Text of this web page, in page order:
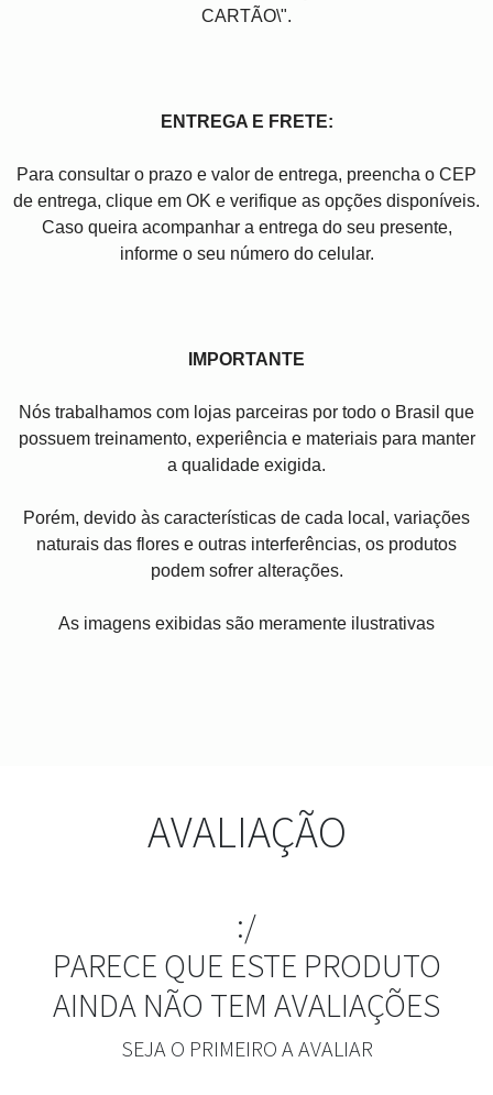
CARTÃO\".
ENTREGA E FRETE:
Para consultar o prazo e valor de entrega, preencha o CEP
de entrega, clique em OK e verifique as opções disponíveis.
Caso queira acompanhar a entrega do seu presente,
informe o seu número do celular.
IMPORTANTE
Nós trabalhamos com lojas parceiras por todo o Brasil que
possuem treinamento, experiência e materiais para manter
a qualidade exigida.
Porém, devido às características de cada local, variações
naturais das flores e outras interferências, os produtos
podem sofrer alterações.
As imagens exibidas são meramente ilustrativas
AVALIAÇÃO
:/
PARECE QUE ESTE PRODUTO
AINDA NÃO TEM AVALIAÇÕES
SEJA O PRIMEIRO A AVALIAR